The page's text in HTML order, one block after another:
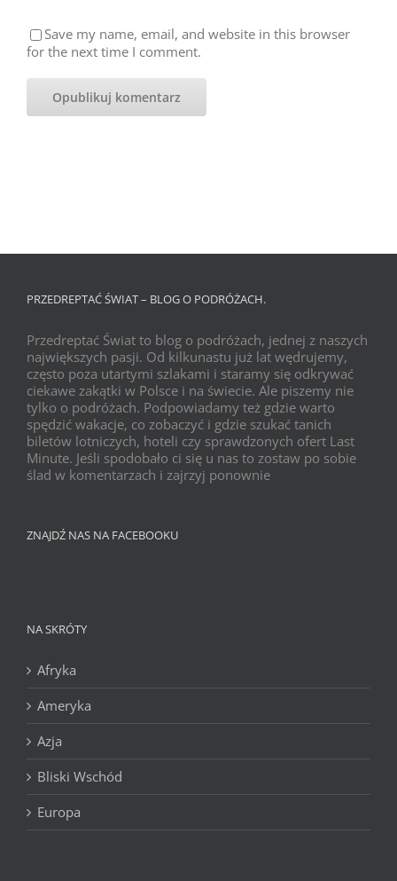
Save my name, email, and website in this browser
for the next time I comment.
PRZEDREPTAĆ ŚWIAT – BLOG O PODRÓŻACH.
Przedreptać Świat to blog o podróżach, jednej z naszych
największych pasji. Od kilkunastu już lat wędrujemy,
często poza utartymi szlakami i staramy się odkrywać
ciekawe zakątki w Polsce i na świecie. Ale piszemy nie
tylko o podróżach. Podpowiadamy też gdzie warto
spędzić wakacje, co zobaczyć i gdzie szukać tanich
biletów lotniczych, hoteli czy sprawdzonych ofert Last
Minute. Jeśli spodobało ci się u nas to zostaw po sobie
ślad w komentarzach i zajrzyj ponownie
ZNAJDŹ NAS NA FACEBOOKU
NA SKRÓTY
Afryka
Ameryka
Azja
Bliski Wschód
Europa